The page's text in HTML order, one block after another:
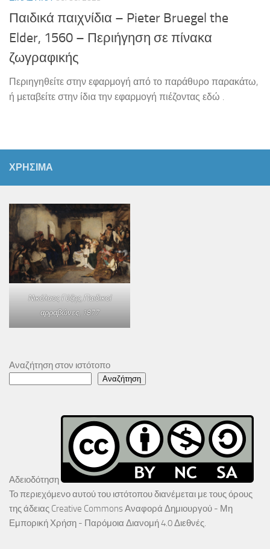
Παιδικά παιχνίδια – Pieter Bruegel the
Elder, 1560 – Περιήγηση σε πίνακα
ζωγραφικής
Περιηγηθείτε στην εφαρμογή από το παράθυρο παρακάτω,
ή μεταβείτε στην ίδια την εφαρμογή πιέζοντας εδώ .
ΧΡΗΣΙΜΑ
Νικόλαος Γύζης,Παιδικοί
αρραβώνες, 1877
Αναζήτηση στον ιστότοπο
Αναζήτηση
Αδειοδότηση
Το περιεχόμενο αυτού του ιστότοπου διανέμεται με τους όρους
της άδειας Creative Commons Αναφορά Δημιουργού - Μη
Εμπορική Χρήση - Παρόμοια Διανομή 4.0 Διεθνές.